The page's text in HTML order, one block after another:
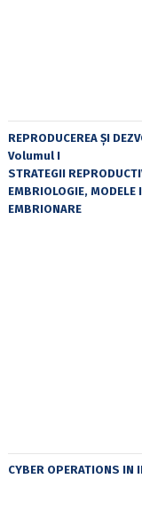
REPRODUCEREA ȘI
Volumul I
STRATEGII
EMBRIOLOGIE, MODELE
EMBRIONARE
CYBER OPERATIONS IN